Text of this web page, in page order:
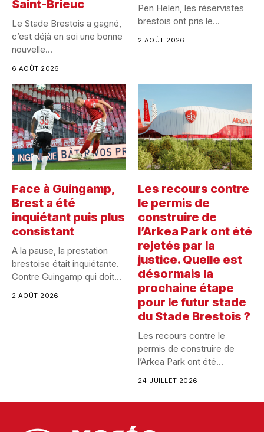
Saint-Brieuc
Le Stade Brestois a gagné,
c’est déjà en soi une bonne
nouvelle...
6 AOÛT 2026
Pen Helen, les réservistes
brestois ont pris le...
2 AOÛT 2026
Face à Guingamp,
Brest a été
inquiétant puis plus
consistant
A la pause, la prestation
brestoise était inquiétante.
Contre Guingamp qui doit...
2 AOÛT 2026
Les recours contre
le permis de
construire de
l’Arkea Park ont été
rejetés par la
justice. Quelle est
désormais la
prochaine étape
pour le futur stade
du Stade Brestois ?
Les recours contre le
permis de construire de
l’Arkea Park ont été...
24 JUILLET 2026